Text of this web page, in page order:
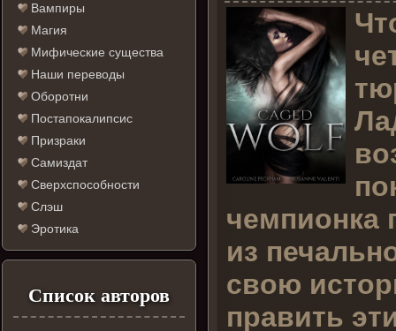
Вампиры
Магия
Мифические существа
Наши переводы
Оборотни
Постапокалипсис
Призраки
Самиздат
Сверхспособности
Слэш
Эротика
Список авторов
Ч
чемпионка
из
свою
править